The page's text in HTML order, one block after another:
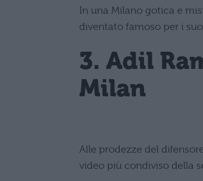
In una Milano gotica e
diventato famoso per i
3. Adil
Milan
Alle prodezze del
video più condiviso della